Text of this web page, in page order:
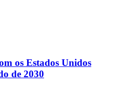
os Estados Unidos
de 2030